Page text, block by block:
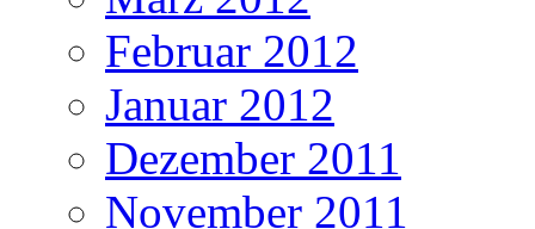
Februar 2012
Januar 2012
Dezember 2011
November 2011